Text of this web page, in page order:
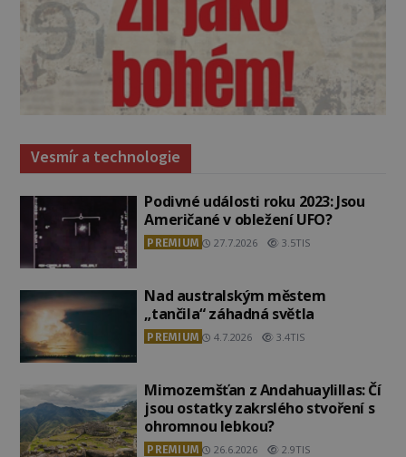
Vesmír a technologie
Podivné události roku 2023: Jsou
Američané v obležení UFO?
PREMIUM 27.7.2026 3.5TIS
Nad australským městem
„tančila“ záhadná světla
PREMIUM 4.7.2026 3.4TIS
Mimozemšťan z Andahuaylillas: Čí
jsou ostatky zakrslého stvoření s
ohromnou lebkou?
PREMIUM 26.6.2026 2.9TIS